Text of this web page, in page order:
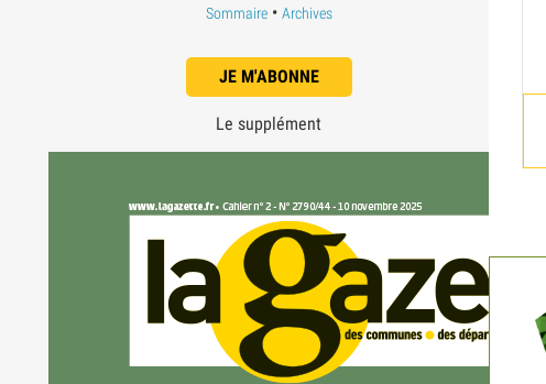
Sommaire• Archives
JE M'ABONNE
Le supplément